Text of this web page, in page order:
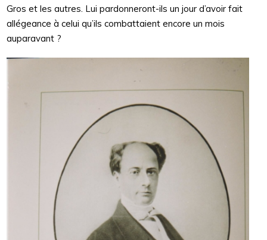
Gros et les autres. Lui pardonneront-ils un jour d’avoir fait
allégeance à celui qu’ils combattaient encore un mois
auparavant ?